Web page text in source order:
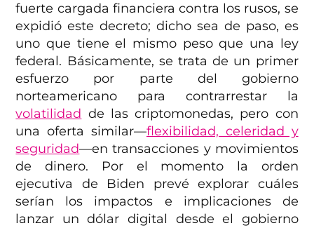
fuerte cargada financiera contra los rusos, se
expidió este decreto; dicho sea de paso, es
uno que tiene el mismo peso que una ley
federal. Básicamente, se trata de un primer
esfuerzo por parte del gobierno
norteamericano para contrarrestar la
volatilidad de las criptomonedas, pero con
una oferta similar—flexibilidad, celeridad y
seguridad—en transacciones y movimientos
de dinero. Por el momento la orden
ejecutiva de Biden prevé explorar cuáles
serían los impactos e implicaciones de
lanzar un dólar digital desde el gobierno